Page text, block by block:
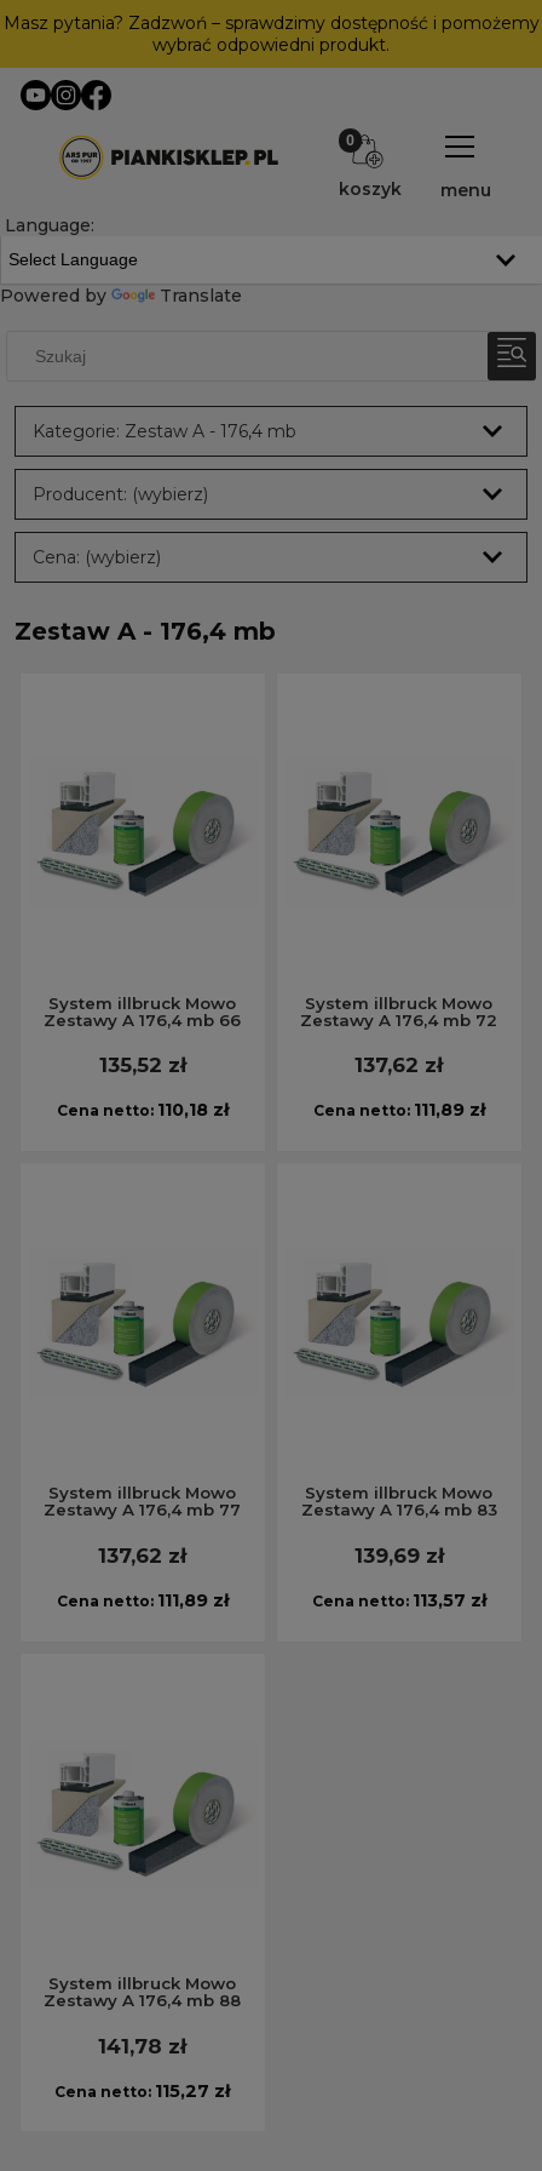
Masz pytania? Zadzwoń – sprawdzimy dostępność i pomożemy
wybrać odpowiedni produkt.
koszyk
menu
Language:
Powered by Translate
Kategorie: Zestaw A - 176,4 mb
Producent: (wybierz)
Cena: (wybierz)
Zestaw A - 176,4 mb
System illbruck Mowo
Zestawy A 176,4 mb 66
135,52 zł
Cena netto: 110,18 zł
System illbruck Mowo
Zestawy A 176,4 mb 72
137,62 zł
Cena netto: 111,89 zł
System illbruck Mowo
Zestawy A 176,4 mb 77
137,62 zł
Cena netto: 111,89 zł
System illbruck Mowo
Zestawy A 176,4 mb 83
139,69 zł
Cena netto: 113,57 zł
System illbruck Mowo
Zestawy A 176,4 mb 88
141,78 zł
Cena netto: 115,27 zł